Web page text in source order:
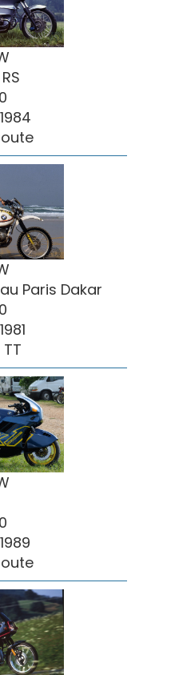
Paris Dakar